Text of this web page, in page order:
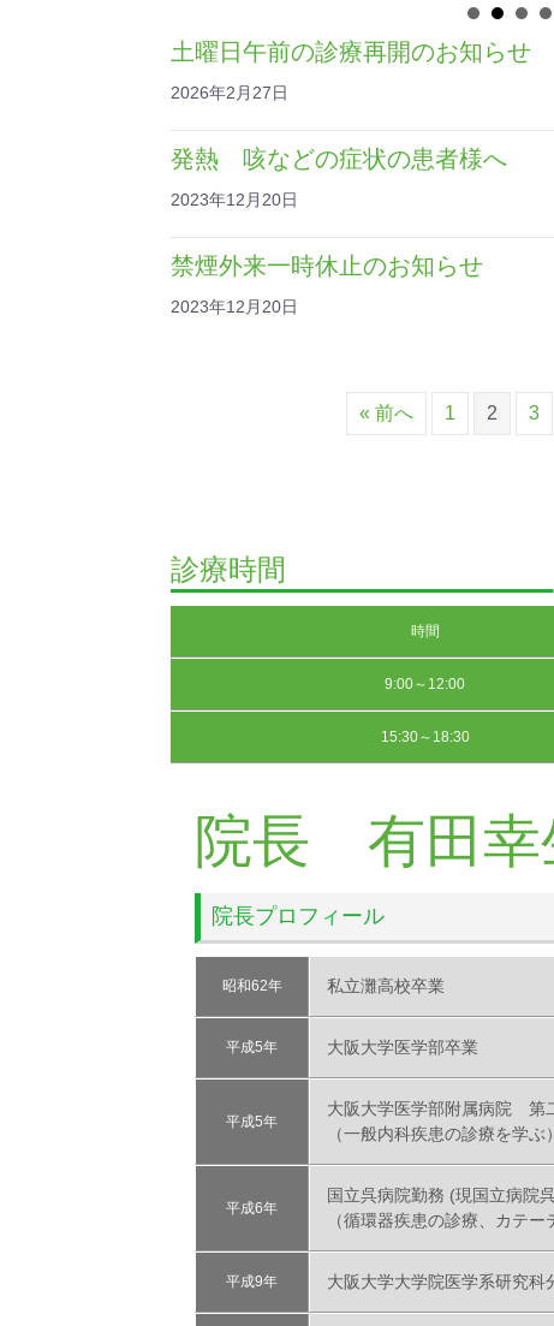
土曜日午前の診療再開のお知らせ
2026年2月27日
発熱 咳などの症状の患者様へ
2023年12月20日
禁煙外来一時休止のお知らせ
2023年12月20日
« 前へ 1 2 3
診療時間
時間
9:00～12:00
15:30～18:30
院長 有田幸
院長プロフィール
昭和62年 私立灘高校卒業
平成5年 大阪大学医学部卒業
平成5年
大阪大学医学部附属病院 第
（一般内科疾患の診療を学ぶ）
平成6年
国立呉病院勤務 (現国立病院
（循環器疾患の診療、カテ
平成9年 大阪大学大学院医学系研究科